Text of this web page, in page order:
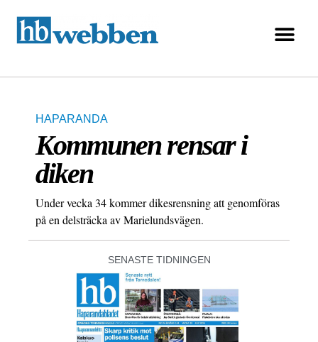
HAPARANDA
Kommunen rensar i
diken
Under vecka 34 kommer dikesrensning att genomföras
på en delsträcka av Marielundsvägen.
SENASTE TIDNINGEN